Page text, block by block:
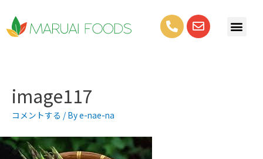
image117
コメントする / Bye-nae-na